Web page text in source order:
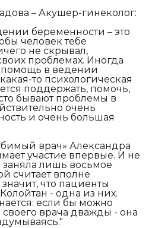
– Акушер-гинеколог:
беременности – это
человек тебе
не скрывал,
проблемах. Иногда
помощь в ведении
то психологическая
поддержать, помочь,
бывают проблемы в
очень
и очень большая
врач» Александра
участие впервые. И не
заняла лишь восьмое
считает вполне
что пациенты
- одна из них.
если бы можно
своего врача дважды - она